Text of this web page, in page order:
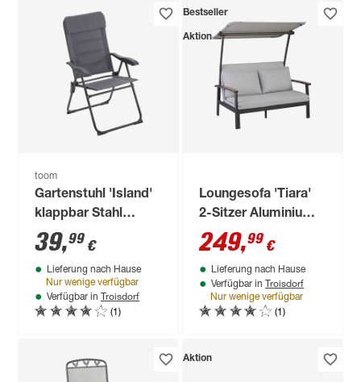
toom
Gartenstuhl 'Island'
klappbar Stahl
anthrazit 56 x 99 x
64 cm
39,99 €
Lieferung nach Hause
Nur wenige verfügbar
Verfügbar in Troisdorf
(1)
Bestseller
Aktion
Loungesofa 'Tiara'
2-Sitzer Aluminium
grau/schwarz 138 x
147 x 97 cm
249,99 €
Lieferung nach Hause
Verfügbar in Troisdorf
Nur wenige verfügbar
(1)
Aktion